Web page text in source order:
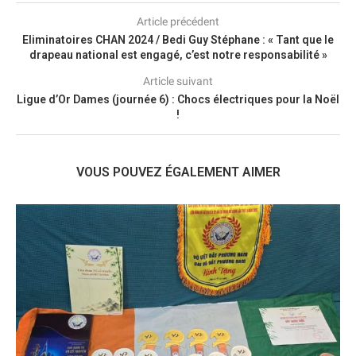
Article précédent
Eliminatoires CHAN 2024 / Bedi Guy Stéphane : « Tant que le
drapeau national est engagé, c’est notre responsabilité »
Article suivant
Ligue d’Or Dames (journée 6) : Chocs électriques pour la Noël
!
VOUS POUVEZ ÉGALEMENT AIMER